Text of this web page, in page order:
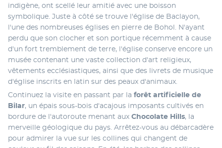
indigène, ont scellé leur amitié avec une boisson
symbolique. Juste à côté se trouve l'église de Baclayon,
l'une des nombreuses églises en pierre de Bohol. N'ayant
perdu que son clocher et son portique récemment à cause
d'un fort tremblement de terre, l'église conserve encore un
musée contenant une vaste collection d'art religieux,
vêtements ecclésiastiques, ainsi que des livrets de musique
d'église inscrits en latin sur des peaux d'animaux.
Continuez la visite en passant par la forêt artificielle de
Bilar, un épais sous-bois d'acajous imposants cultivés en
bordure de l'autoroute menant aux Chocolate Hills, la
merveille géologique du pays. Arrêtez-vous au débarcadère
pour admirer la vue sur les collines qui changent de